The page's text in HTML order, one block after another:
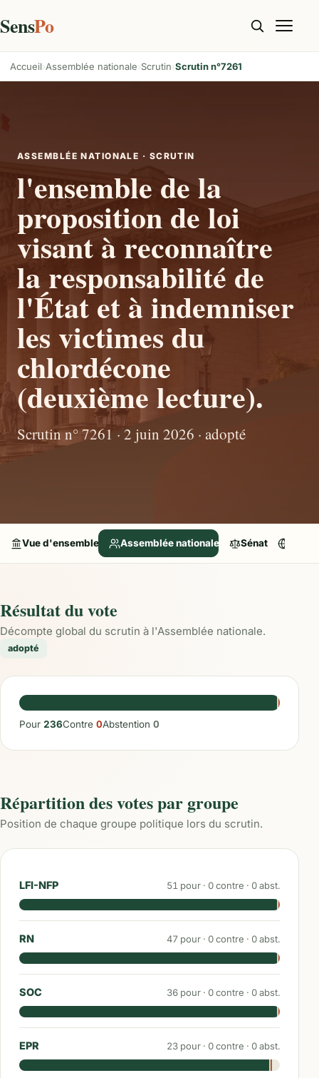
SensPo
Accueil Assemblée nationale Scrutin Scrutin n°7261
ASSEMBLÉE NATIONALE · SCRUTIN
l'ensemble de la
proposition de loi
visant à reconnaître
la responsabilité de
l'État et à indemniser
les victimes du
chlordécone
(deuxième lecture).
Scrutin n° 7261 · 2 juin 2026 · adopté
Vue d'ensemble Assemblée nationale Sénat
Résultat du vote
Décompte global du scrutin à l'Assemblée nationale.
adopté
Pour 236Contre 0Abstention 0
Répartition des votes par groupe
Position de chaque groupe politique lors du scrutin.
LFI-NFP 51 pour · 0contre · 0abst.
RN 47 pour · 0contre · 0abst.
SOC 36 pour · 0contre · 0abst.
EPR 23 pour · 0contre · 0abst.